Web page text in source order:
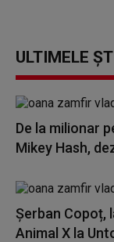
ULTIMELE
De la milionar
Mikey Hash,
Șerban Copoț,
Animal X la